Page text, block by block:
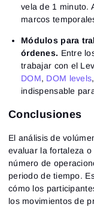
vela de 1 minuto.
marcos
Módulos para
órdenes. Entre
trabajar con el
DOM, DOM levels,
indispensable
Conclusiones
El análisis de
evaluar la fortaleza
número de
periodo de tiempo.
cómo los
los movimientos de